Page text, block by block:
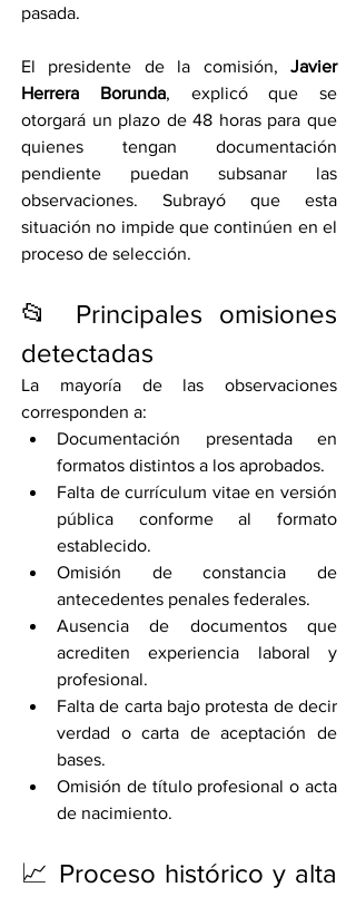
pasada.
El presidente de la comisión, Javier
Herrera Borunda, explicó que se
otorgará un plazo de 48 horas para que
quienes tengan documentación
pendiente puedan subsanar las
observaciones. Subrayó que esta
situación no impide que continúen en el
proceso de selección.
📂 Principales omisiones
detectadas
La mayoría de las observaciones
corresponden a:
Documentación presentada en
formatos distintos a los aprobados.
Falta de currículum vitae en versión
pública conforme al formato
establecido.
Omisión de constancia de
antecedentes penales federales.
Ausencia de documentos que
acrediten experiencia laboral y
profesional.
Falta de carta bajo protesta de decir
verdad o carta de aceptación de
bases.
Omisión de título profesional o acta
de nacimiento.
📈 Proceso histórico y alta